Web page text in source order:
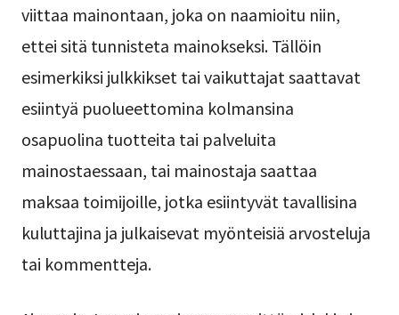
viittaa mainontaan, joka on naamioitu niin,
ettei sitä tunnisteta mainokseksi. Tällöin
esimerkiksi julkkikset tai vaikuttajat saattavat
esiintyä puolueettomina kolmansina
osapuolina tuotteita tai palveluita
mainostaessaan, tai mainostaja saattaa
maksaa toimijoille, jotka esiintyvät tavallisina
kuluttajina ja julkaisevat myönteisiä arvosteluja
tai kommentteja.